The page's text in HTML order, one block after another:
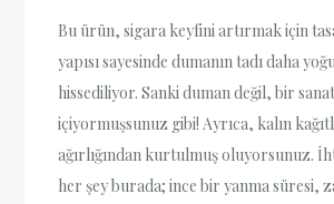
Bu ürün, sigara keyfini artırmak için
yapısı sayesinde dumanın tadı daha
hissediliyor. Sanki duman değil, bir
içiyormuşsunuz gibi! Ayrıca, kalın
ağırlığından kurtulmuş oluyorsunuz.
her şey burada; ince bir yanma süresi,